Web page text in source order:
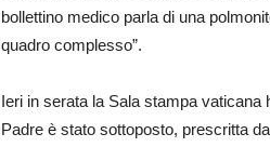
bollettino medico parla di una
quadro complesso”.
Ieri in serata la Sala stampa vaticana
Padre è stato sottoposto, prescritta